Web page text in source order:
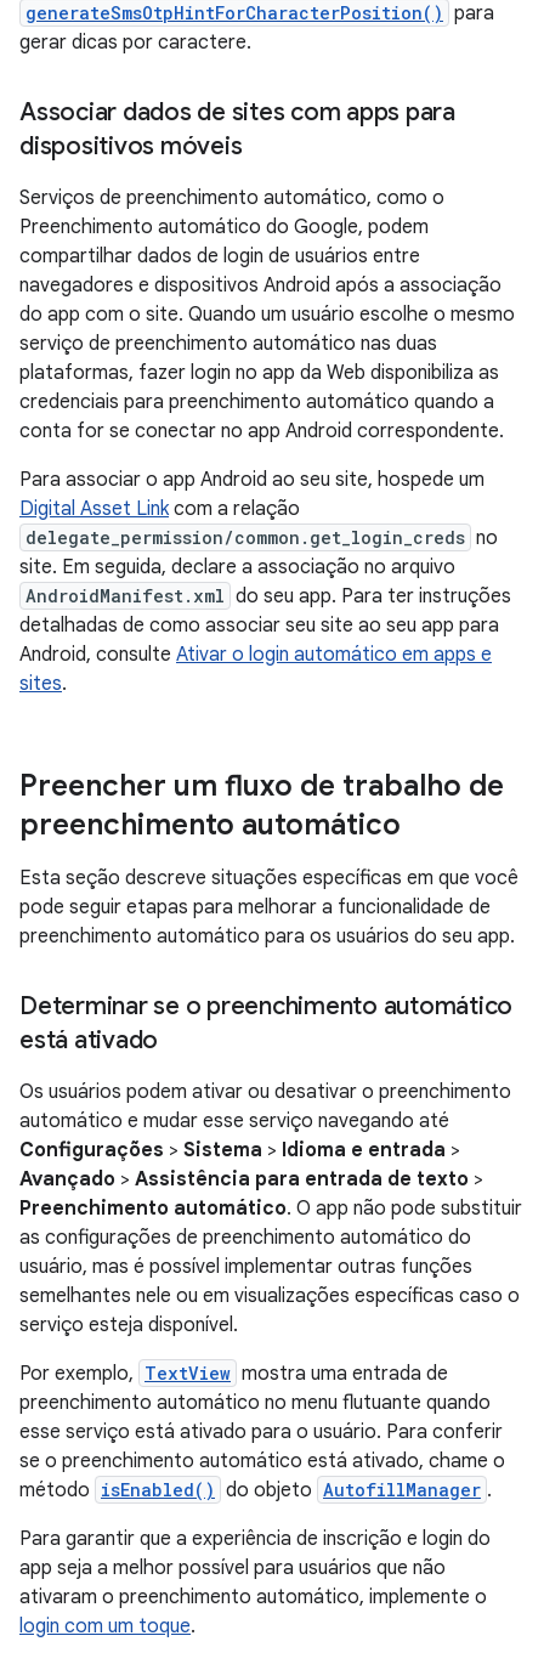
generateSmsOtpHintForCharacterPosition() para
gerar dicas por caractere.
Associar dados de sites com apps para
dispositivos móveis
Serviços de preenchimento automático, como o
Preenchimento automático do Google, podem
compartilhar dados de login de usuários entre
navegadores e dispositivos Android após a associação
do app com o site. Quando um usuário escolhe o mesmo
serviço de preenchimento automático nas duas
plataformas, fazer login no app da Web disponibiliza as
credenciais para preenchimento automático quando a
conta for se conectar no app Android correspondente.
Para associar o app Android ao seu site, hospede um
Digital Asset Linkcom a relação
delegate_permission/common.get_login_creds no
site. Em seguida, declare a associação no arquivo
AndroidManifest.xml do seu app. Para ter instruções
detalhadas de como associar seu site ao seu app para
Android, consulte Ativar o login automático em apps e
sites.
Preencher um fluxo de trabalho de
preenchimento automático
Esta seção descreve situações específicas em que você
pode seguir etapas para melhorar a funcionalidade de
preenchimento automático para os usuários do seu app.
Determinar se o preenchimento automático
está ativado
Os usuários podem ativar ou desativar o preenchimento
automático e mudar esse serviço navegando até
Configurações > Sistema > Idioma e entrada >
Avançado > Assistência para entrada de texto >
Preenchimento automático. O app não pode substituir
as configurações de preenchimento automático do
usuário, mas é possível implementar outras funções
semelhantes nele ou em visualizações específicas caso o
serviço esteja disponível.
Por exemplo, TextView mostra uma entrada de
preenchimento automático no menu flutuante quando
esse serviço está ativado para o usuário. Para conferir
se o preenchimento automático está ativado, chame o
método isEnabled() do objeto AutofillManager .
Para garantir que a experiência de inscrição e login do
app seja a melhor possível para usuários que não
ativaram o preenchimento automático, implemente o
login com um toque.